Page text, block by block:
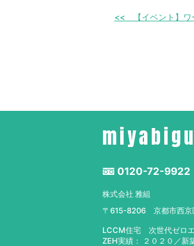
【イベント】
0120-72-9922
株式会社 雅組
〒615-8206 京都市西京
LCCM住宅 次世代ゼロ
ZEH実績： ２０２０／